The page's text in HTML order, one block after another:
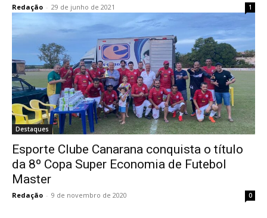
Redação - 29 de junho de 2021 1
Destaques
Esporte Clube Canarana conquista o título
da 8º Copa Super Economia de Futebol
Master
Redação - 9 de novembro de 2020 0